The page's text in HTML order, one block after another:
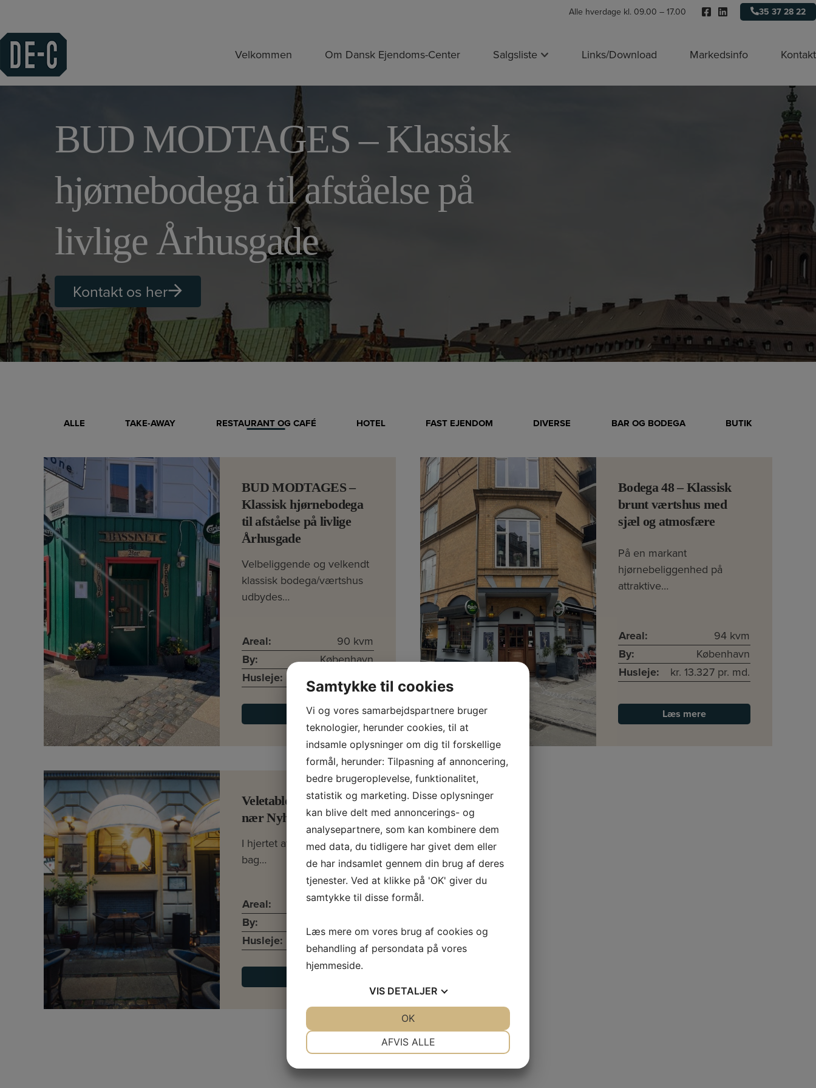
indholdet
Alle hverdage kl. 09.00 – 17.00 35 37 28 22
Velkommen Om Dansk Ejendoms-Center Salgsliste Links/Download Markedsinfo Kontakt
BUD MODTAGES – Klassisk
hjørnebodega til afståelse på
livlige Århusgade
Kontakt os her
ALLE TAKE-AWAY RESTAURANT OG CAFÉ HOTEL FAST EJENDOM DIVERSE BAR OG BODEGA BUTIK
BUD MODTAGES –
Klassisk hjørnebodega
til afståelse på livlige
Århusgade
Velbeliggende og velkendt
klassisk bodega/værtshus
udbydes…
Areal:
90 kvm
By:
København
Husleje:
kr. 9.745 pr. md.
Læs mere
Bodega 48 – Klassisk
brunt værtshus med
sjæl og atmosfære
På en markant
hjørnebeliggenhed på
attraktive…
Areal:
94 kvm
By:
København
Husleje:
kr. 13.327 pr. md.
Læs mere
Veletableret restaurant
nær Nyhavn
I hjertet af København, lige
bag…
Areal:
170 kvm
By:
Husleje:
kr. 22.710 pr. md.
Samtykke til cookies
Vi og vores samarbejdspartnere bruger
teknologier, herunder cookies, til at
indsamle oplysninger om dig til forskellige
formål, herunder: Tilpasning af annoncering,
bedre brugeroplevelse, funktionalitet,
statistik og marketing. Disse oplysninger
kan blive delt med annoncerings- og
analysepartnere, som kan kombinere dem
med data, du tidligere har givet dem eller
de har indsamlet gennem din brug af deres
tjenester. Ved at klikke på 'OK' giver du
samtykke til disse formål.
Læs mere om vores brug af cookies og
behandling af persondata på vores
hjemmeside.
VIS DETALJER
AFVIS ALLE
OK